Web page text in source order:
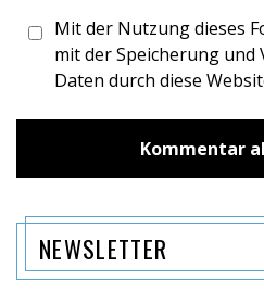
Mit der Nutzung dieses
mit der Speicherung
Daten durch diese
NEWSLETTER